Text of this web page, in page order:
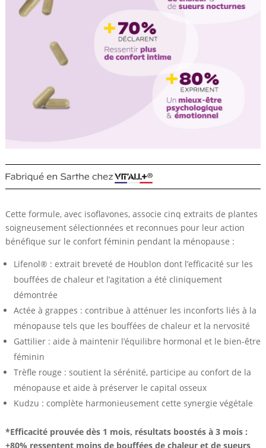
Cette formule, avec isoflavones, associe cinq extraits de plantes
soigneusement sélectionnées et reconnues pour leur action
bénéfique sur le confort féminin pendant la ménopause :
Lifenol® : extrait breveté de Houblon dont l’efficacité sur les
bouffées de chaleur et l’agitation a été cliniquement
démontrée
Actée à grappes : contribue à atténuer les inconforts liés à la
ménopause tels que les bouffées de chaleur et la nervosité
Gattilier : aide à maintenir l’équilibre hormonal et le bien-être
féminin
Trèfle rouge : soutient la sérénité, participe au confort de la
ménopause et aide à préserver le capital osseux
Kudzu : complète harmonieusement cette synergie végétale
*Efficacité prouvée dès 1 mois, résultats boostés à 3 mois :
+80% ressentent moins de bouffées de chaleur et de sueurs